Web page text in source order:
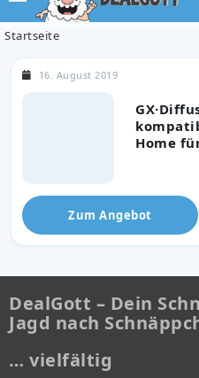
Startseite
Home
16. August 2019
Zum Angebot
DealGott – Dein
Jagd nach
… vielfältig